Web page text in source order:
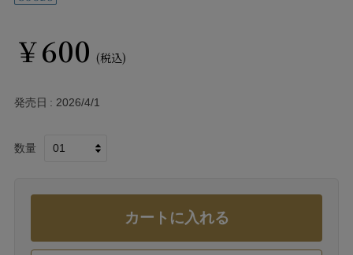
￥600 (税込)
発売日 2026/4/1
数量
カートに入れる